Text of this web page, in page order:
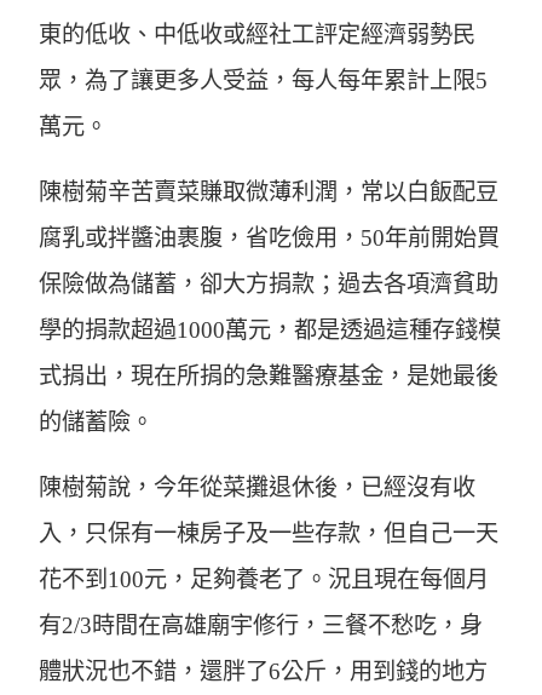
東的低收、中低收或經社工評定經濟弱勢民
眾，為了讓更多人受益，每人每年累計上限5
萬元。
陳樹菊辛苦賣菜賺取微薄利潤，常以白飯配豆
腐乳或拌醬油裹腹，省吃儉用，50年前開始買
保險做為儲蓄，卻大方捐款；過去各項濟貧助
學的捐款超過1000萬元，都是透過這種存錢模
式捐出，現在所捐的急難醫療基金，是她最後
的儲蓄險。
陳樹菊說，今年從菜攤退休後，已經沒有收
入，只保有一棟房子及一些存款，但自己一天
花不到100元，足夠養老了。況且現在每個月
有2/3時間在高雄廟宇修行，三餐不愁吃，身
體狀況也不錯，還胖了6公斤，用到錢的地方